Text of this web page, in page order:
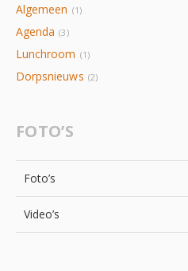
Algemeen (1)
Agenda (3)
Lunchroom (1)
Dorpsnieuws (2)
FOTO’S
Foto’s
Video’s